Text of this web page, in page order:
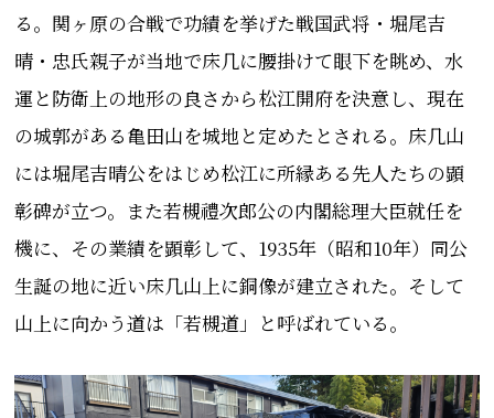
る。 関ヶ原の合戦で功績を挙げた戦国武将・堀尾吉
晴・忠氏親子が当地で床几に腰掛けて眼下を眺め、水
運と防衛上の地形の良さから松江開府を決意し、現在
の城郭がある亀田山を城地と定めたとされる。床几山
には堀尾吉晴公をはじめ松江に所縁ある先人たちの顕
彰碑が立つ。また若槻禮次郎公の内閣総理大臣就任を
機に、その業績を顕彰して、1935年（昭和10年）同公
生誕の地に近い床几山上に銅像が建立された。そして
山上に向かう道は「若槻道」と呼ばれている。